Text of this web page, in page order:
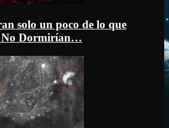
solo un poco de lo que
No Dormirían…